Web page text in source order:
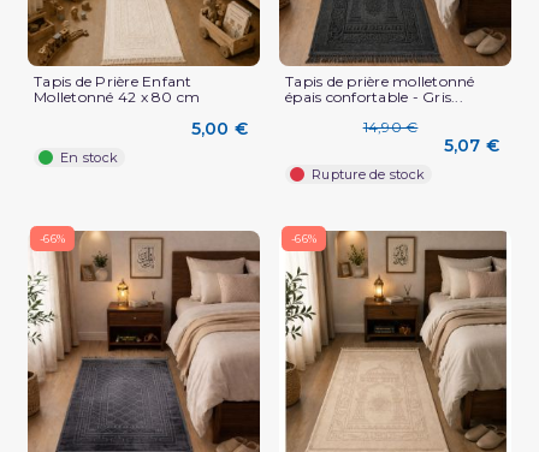
Tapis de Prière Enfant
Molletonné 42 x 80 cm
5,00 €
En stock
Tapis de prière molletonné
épais confortable - Gris...
14,90 €
5,07 €
Rupture de stock
-66% -66%